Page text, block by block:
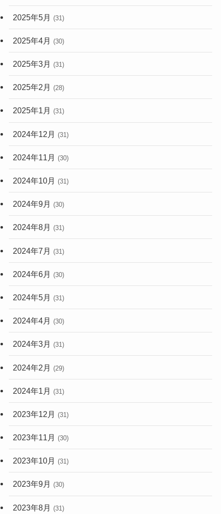
2025年5月 (31)
2025年4月 (30)
2025年3月 (31)
2025年2月 (28)
2025年1月 (31)
2024年12月 (31)
2024年11月 (30)
2024年10月 (31)
2024年9月 (30)
2024年8月 (31)
2024年7月 (31)
2024年6月 (30)
2024年5月 (31)
2024年4月 (30)
2024年3月 (31)
2024年2月 (29)
2024年1月 (31)
2023年12月 (31)
2023年11月 (30)
2023年10月 (31)
2023年9月 (30)
2023年8月 (31)